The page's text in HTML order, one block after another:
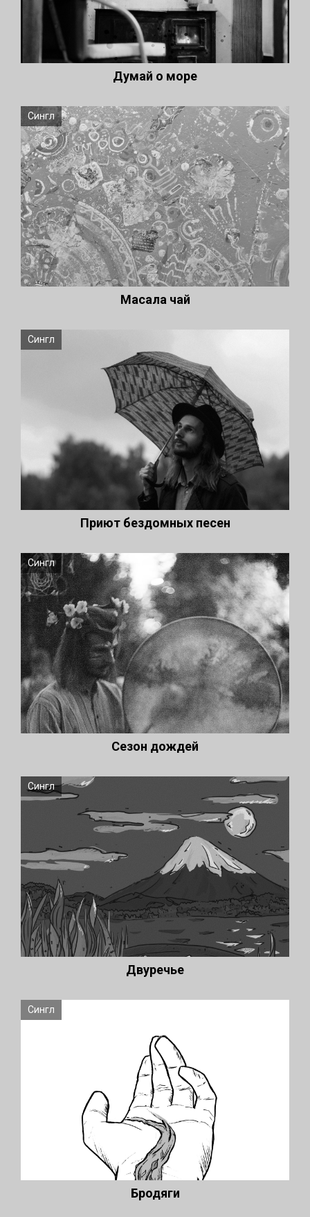
Думай о море
Сингл
Масала чай
Сингл
Приют бездомных песен
Сингл
Сезон дождей
Сингл
Двуречье
Сингл
Бродяги